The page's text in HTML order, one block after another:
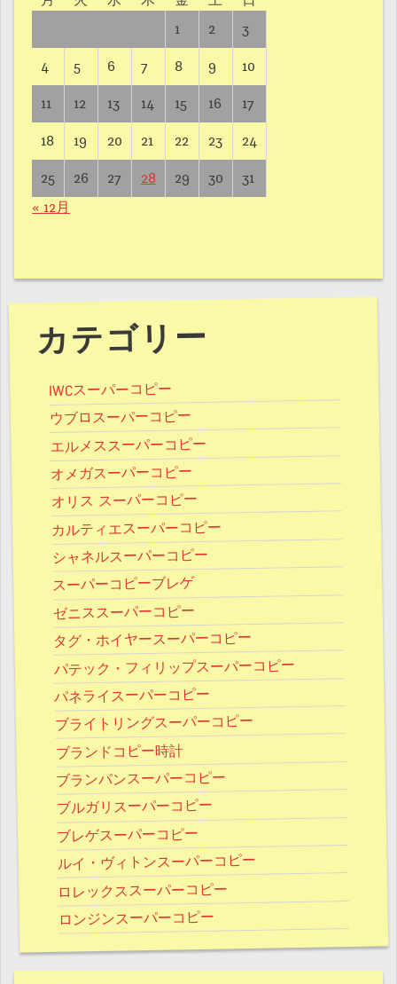
« 12月
1 2 3
4 5 6 7 8 9 10
11 12 13 14 15 16 17
18 19 20 21 22 23 24
25 26 27 28 29 30 31
カテゴリー
IWCスーパーコピー
ウブロスーパーコピー
エルメススーパーコピー
オメガスーパーコピー
オリス スーパーコピー
カルティエスーパーコピー
シャネルスーパーコピー
スーパーコピーブレゲ
ゼニススーパーコピー
タグ・ホイヤースーパーコピー
パテック・フィリップスーパーコピー
パネライスーパーコピー
ブライトリングスーパーコピー
ブランドコピー時計
ブランパンスーパーコピー
ブルガリスーパーコピー
ブレゲスーパーコピー
ルイ・ヴィトンスーパーコピー
ロレックススーパーコピー
ロンジンスーパーコピー